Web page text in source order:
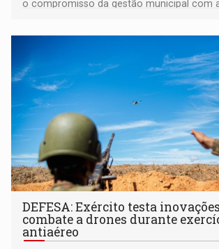
o compromisso da gestão municipal com
DEFESA: Exército testa
combate a drones durante
antiaéreo